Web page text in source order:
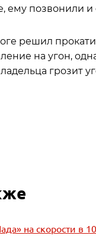
ему позвонили и
решил
на угон,
грозит
на скорости в